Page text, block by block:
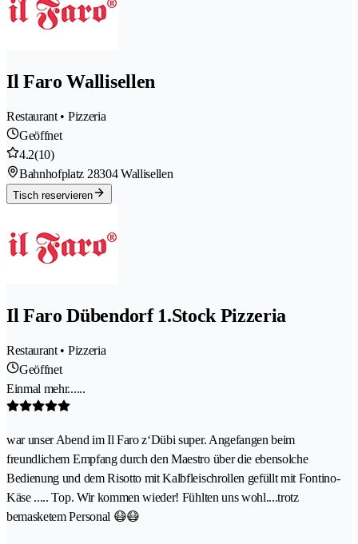
Il Faro Wallisellen
Restaurant • Pizzeria
Geöffnet
4.2(10)
Bahnhofplatz 28304 Wallisellen
Tisch reservieren
Il Faro Dübendorf 1.Stock Pizzeria
Restaurant • Pizzeria
Geöffnet
Einmal mehr......
war unser Abend im Il Faro z‘Dübi super. Angefangen beim
freundlichem Empfang durch den Maestro über die ebensolche
Bedienung und dem Risotto mit Kalbfleischrollen gefüllt mit Fontino-
Käse ..... Top. Wir kommen wieder! Fühlten uns wohl....trotz
bemasketem Personal 😷😷